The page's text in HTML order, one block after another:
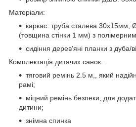
Матеріали:
каркас: труба сталева
(товщина стінки 1 мм) з
сидіння дерев'яні планки з дуба/
Комплектація дитячих санок::
тяговий ремінь 2.5 м,, який
рамі;
міцний ремінь безпеки, для
дитини;
знімна спинка